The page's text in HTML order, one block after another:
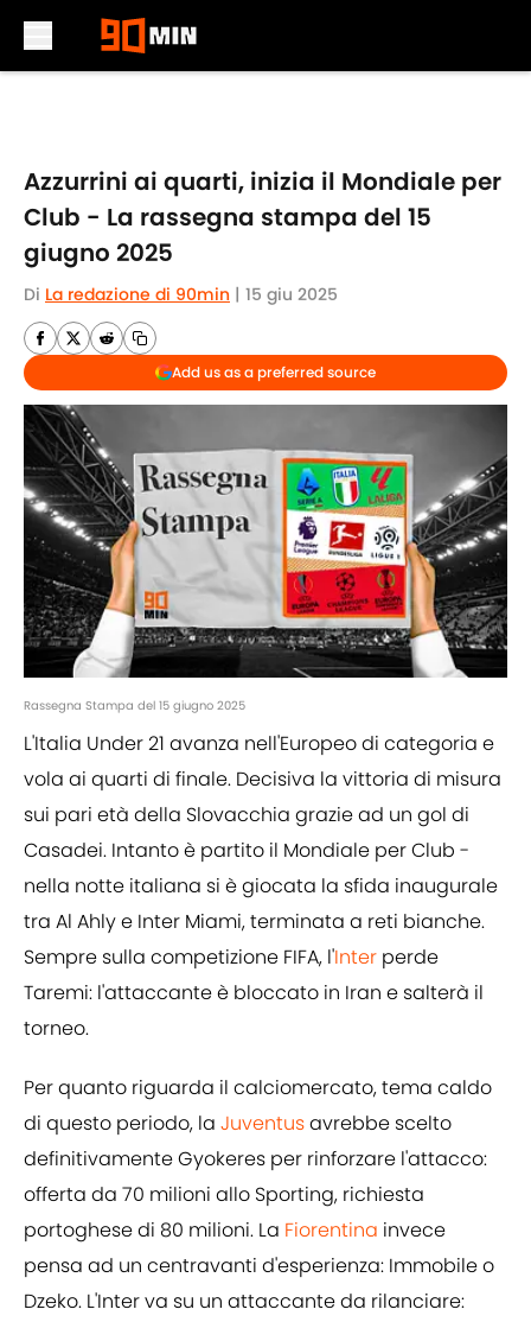
Azzurrini ai quarti, inizia il Mondiale per
Club - La rassegna stampa del 15
giugno 2025
Di La redazione di 90min | 15 giu 2025
Add us as a preferred source
Rassegna Stampa del 15 giugno 2025
L'Italia Under 21 avanza nell'Europeo di categoria e
vola ai quarti di finale. Decisiva la vittoria di misura
sui pari età della Slovacchia grazie ad un gol di
Casadei. Intanto è partito il Mondiale per Club -
nella notte italiana si è giocata la sfida inaugurale
tra Al Ahly e Inter Miami, terminata a reti bianche.
Sempre sulla competizione FIFA, l'Inter perde
Taremi: l'attaccante è bloccato in Iran e salterà il
torneo.
Per quanto riguarda il calciomercato, tema caldo
di questo periodo, la Juventusavrebbe scelto
definitivamente Gyokeres per rinforzare l'attacco:
offerta da 70 milioni allo Sporting, richiesta
portoghese di 80 milioni. La Fiorentina invece
pensa ad un centravanti d'esperienza: Immobile o
Dzeko. L'Inter va su un attaccante da rilanciare: